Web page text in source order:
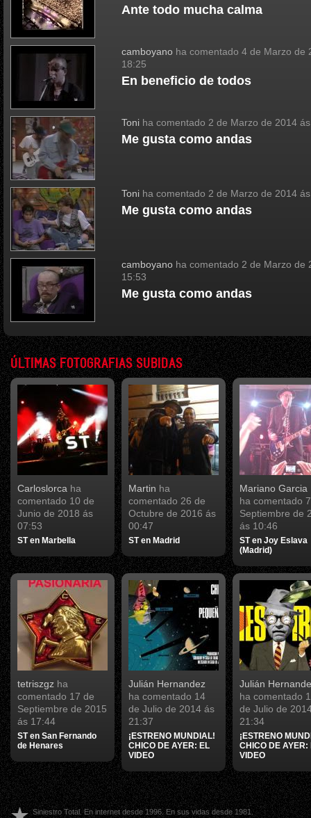
Ante todo mucha calma
camboyano ha comentado 4 de Marzo de
18:25
En beneficio de todos
Toni ha comentado 2 de Marzo de 2014
Me gusta como andas
Toni ha comentado 2 de Marzo de 2014
Me gusta como andas
camboyano ha comentado 2 de Marzo de
15:53
Me gusta como andas
ÚLTIMAS FOTOGRAFIAS SUBIDAS
Carloslorca ha
comentado 10 de
Junio de 2018 ás
07:53
ST en Marbella
Martin ha
comentado 26 de
Octubre de 2016 ás
00:47
ST en Madrid
Mariano Garcia
ha comentado
Septiembre de
ás 10:46
ST en Joy Eslava
(Madrid)
tetriszgz ha
comentado 17 de
Septiembre de 2015
ás 17:44
ST en San Fernando
de Henares
Julián Hernandez
ha comentado 14
de Julio de 2014 ás
21:37
¡ESTRENO MUNDIAL!
CHICO DE AYER: EL
VIDEO
Julián
ha comentado
de Julio de
21:34
¡ESTRENO
CHICO DE AYER:
VIDEO
Siniestro Total. En internet desde 1996. En sus vidas desde 1981.